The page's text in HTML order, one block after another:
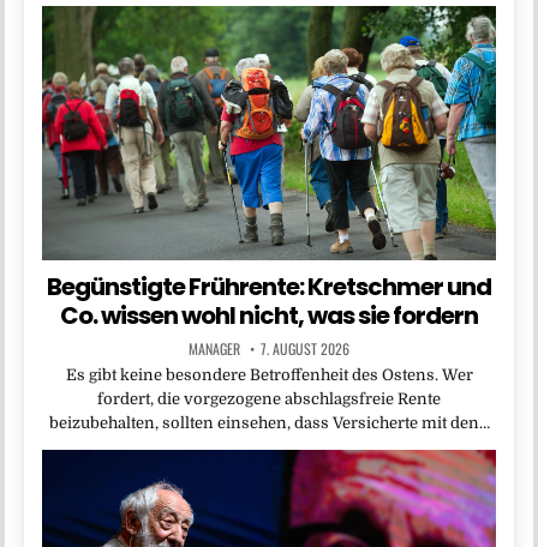
Begünstigte Frührente: Kretschmer und
Co. wissen wohl nicht, was sie fordern
MANAGER 7. AUGUST 2026
Es gibt keine besondere Betroffenheit des Ostens. Wer
fordert, die vorgezogene abschlagsfreie Rente
beizubehalten, sollten einsehen, dass Versicherte mit den…